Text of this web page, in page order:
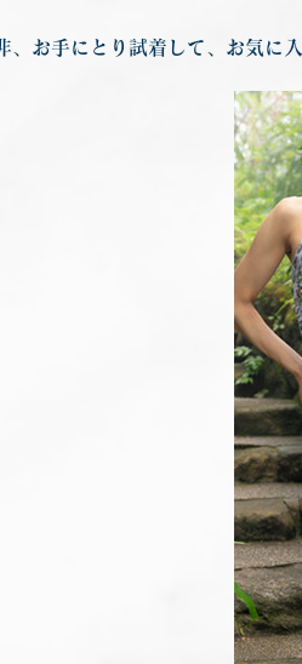
、お手にとり試着して、お気に